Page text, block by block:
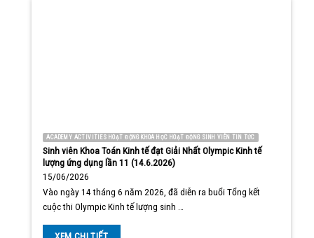
ACADEMY ACTIVITIES HOẠT ĐỘNG KHOA HỌC HOẠT ĐỘNG SINH VIÊN TIN TỨC
Sinh viên Khoa Toán Kinh tế đạt Giải Nhất Olympic Kinh tế
lượng ứng dụng lần 11 (14.6.2026)
15/06/2026
Vào ngày 14 tháng 6 năm 2026, đã diễn ra buổi Tổng kết
cuộc thi Olympic Kinh tế lượng sinh …